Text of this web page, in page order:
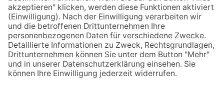
NEWSLETTER
Melden Sie sich für unseren Newsletter an und